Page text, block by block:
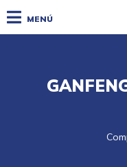
MENÚ